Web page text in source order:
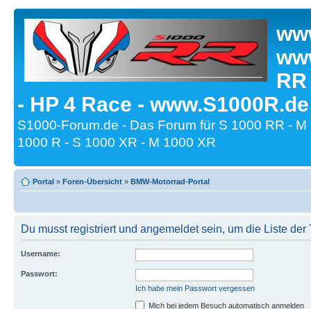
- HP 4 Race -
S1000-Forum.de - Das Forum für S 1000 RR -
1000 R - S 1000 XR - M 1000 XR
Portal » Foren-Übersicht » BMW-Motorrad-Portal
Du musst registriert und angemeldet sein, um die Liste
Username:
Passwort:
Ich habe mein Passwort vergessen
Mich bei jedem Besuch automatisch anmelden